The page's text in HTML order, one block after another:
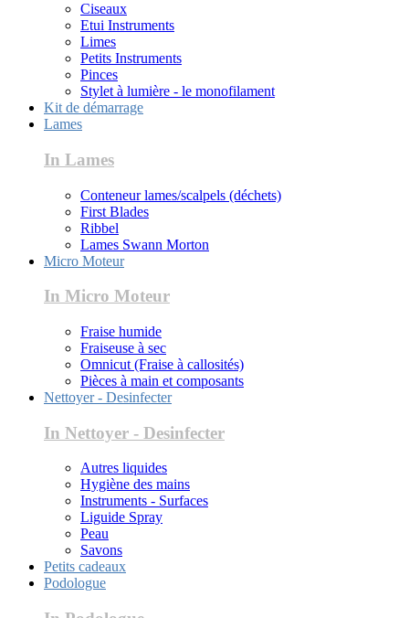
Ciseaux
Etui Instruments
Limes
Petits Instruments
Pinces
Stylet à lumière - le monofilament
Kit de démarrage
Lames
In Lames
Conteneur lames/scalpels (déchets)
First Blades
Ribbel
Lames Swann Morton
Micro Moteur
In Micro Moteur
Fraise humide
Fraiseuse à sec
Omnicut (Fraise à callosités)
Pièces à main et composants
Nettoyer - Desinfecter
In Nettoyer - Desinfecter
Autres liquides
Hygiène des mains
Instruments - Surfaces
Liguide Spray
Peau
Savons
Petits cadeaux
Podologue